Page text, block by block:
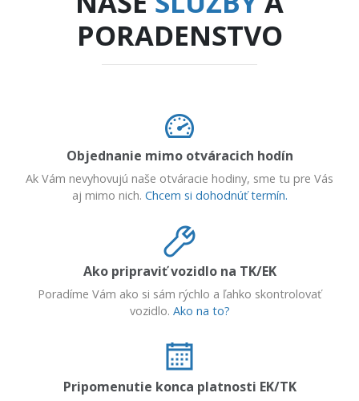
PORADENSTVO
Objednanie mimo otváracich hodín
Ak Vám nevyhovujú naše otváracie hodiny, sme tu pre Vás
aj mimo nich. Chcem si dohodnúť termín.
Ako pripraviť vozidlo na TK/EK
Poradíme Vám ako si sám rýchlo a ľahko skontrolovať
vozidlo. Ako na to?
Pripomenutie konca platnosti EK/TK